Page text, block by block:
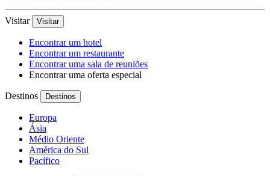
Visitar Visitar
Encontrar um hotel
Encontrar um restaurante
Encontrar uma sala de reuniões
Encontrar uma oferta especial
Destinos Destinos
Europa
Ásia
Médio Oriente
América do Sul
Pacífico